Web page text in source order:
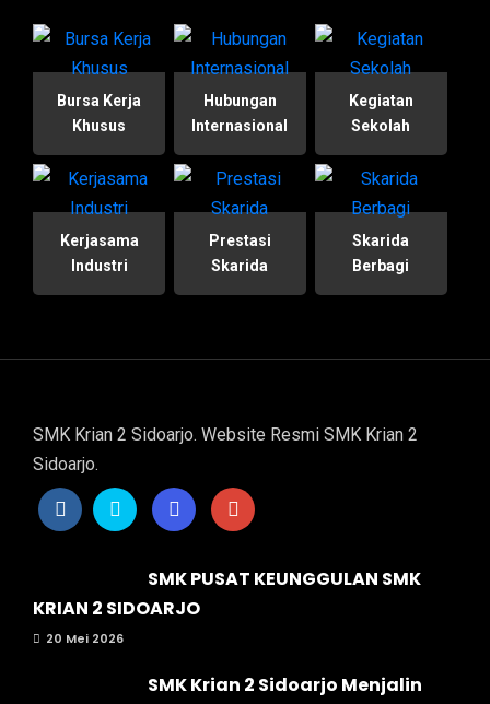
Bursa Kerja
Khusus
Hubungan
Internasional
Kegiatan
Sekolah
Kerjasama
Industri
Prestasi
Skarida
Skarida
Berbagi
SMK Krian 2 Sidoarjo. Website Resmi SMK Krian 2
Sidoarjo.
SMK PUSAT KEUNGGULAN SMK
KRIAN 2 SIDOARJO
20 Mei 2026
SMK Krian 2 Sidoarjo Menjalin